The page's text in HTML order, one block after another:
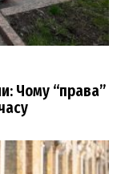
Чому “права”